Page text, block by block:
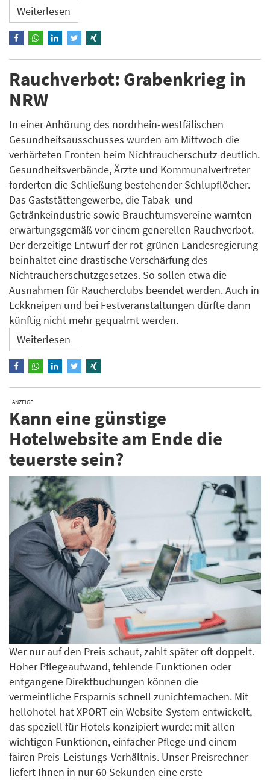
Weiterlesen
Rauchverbot: Grabenkrieg in
NRW
In einer Anhörung des nordrhein-westfälischen
Gesundheitsausschusses wurden am Mittwoch die
verhärteten Fronten beim Nichtraucherschutz deutlich.
Gesundheitsverbände, Ärzte und Kommunalvertreter
forderten die Schließung bestehender Schlupflöcher.
Das Gaststättengewerbe, die Tabak- und
Getränkeindustrie sowie Brauchtumsvereine warnten
erwartungsgemäß vor einem generellen Rauchverbot.
Der derzeitige Entwurf der rot-grünen Landesregierung
beinhaltet eine drastische Verschärfung des
Nichtraucherschutzgesetzes. So sollen etwa die
Ausnahmen für Raucherclubs beendet werden. Auch in
Eckkneipen und bei Festveranstaltungen dürfte dann
künftig nicht mehr gequalmt werden.
Weiterlesen
ANZEIGE
Kann eine günstige
Hotelwebsite am Ende die
teuerste sein?
Wer nur auf den Preis schaut, zahlt später oft doppelt.
Hoher Pflegeaufwand, fehlende Funktionen oder
entgangene Direktbuchungen können die
vermeintliche Ersparnis schnell zunichtemachen. Mit
hellohotel hat XPORT ein Website-System entwickelt,
das speziell für Hotels konzipiert wurde: mit allen
wichtigen Funktionen, einfacher Pflege und einem
fairen Preis-Leistungs-Verhältnis. Unser Preisrechner
liefert Ihnen in nur 60 Sekunden eine erste